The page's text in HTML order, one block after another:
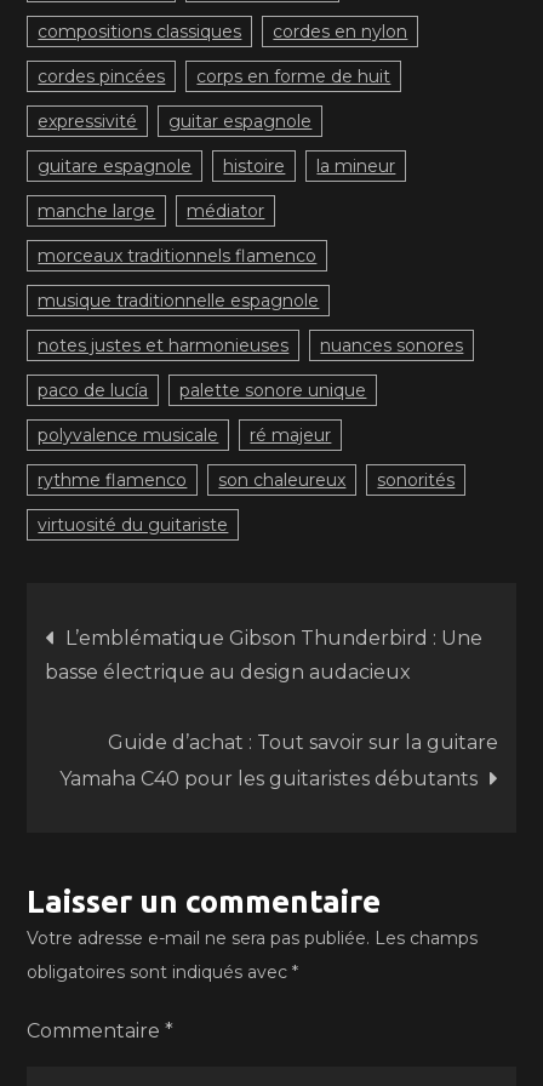
compositions classiques cordes en nylon
cordes pincées corps en forme de huit
expressivité guitar espagnole
guitare espagnole histoire la mineur
manche large médiator
morceaux traditionnels flamenco
musique traditionnelle espagnole
notes justes et harmonieuses nuances sonores
paco de lucía palette sonore unique
polyvalence musicale ré majeur
rythme flamenco son chaleureux sonorités
virtuosité du guitariste
Navigation
de
l’article
L’emblématique Gibson Thunderbird : Une
basse électrique au design audacieux
Guide d’achat : Tout savoir sur la guitare
Yamaha C40 pour les guitaristes débutants
Laisser un commentaire
Votre adresse e-mail ne sera pas publiée. Les champs
obligatoires sont indiqués avec*
Commentaire*